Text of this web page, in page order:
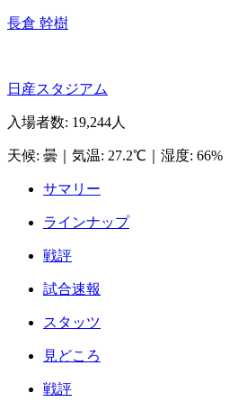
長倉 幹樹
日産スタジアム
入場者数: 19,244人
天候: 曇 気温: 27.2℃ 湿度: 66%
サマリー
ラインナップ
戦評
試合速報
スタッツ
見どころ
戦評